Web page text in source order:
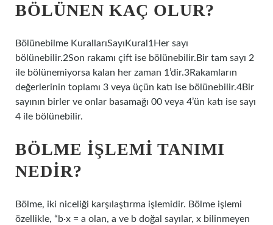
BÖLÜNEN KAÇ OLUR?
Bölünebilme KurallarıSayıKural1Her sayı
bölünebilir.2Son rakamı çift ise bölünebilir.Bir tam sayı 2
ile bölünemiyorsa kalan her zaman 1’dir.3Rakamların
değerlerinin toplamı 3 veya üçün katı ise bölünebilir.4Bir
sayının birler ve onlar basamağı 00 veya 4’ün katı ise sayı
4 ile bölünebilir.
BÖLME IŞLEMI TANIMI
NEDIR?
Bölme, iki niceliği karşılaştırma işlemidir. Bölme işlemi
özellikle, “b∙x = a olan, a ve b doğal sayılar, x bilinmeyen